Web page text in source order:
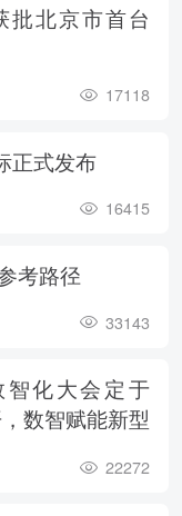
批北京市首台
17118
正式发布
16415
的参考路径
33143
化大会定于
数智赋能新型
22272